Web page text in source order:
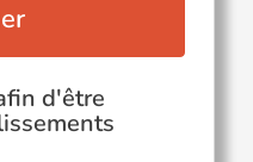
d'être